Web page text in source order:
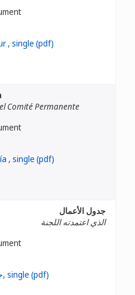
Comité Permanente
جدول الأعمال
الذي اعتمدته اللجنة